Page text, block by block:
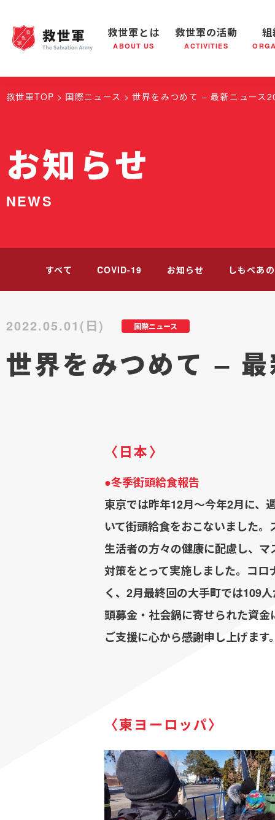
救世軍とは
ABOUT US
救世軍とは 世界が抱えている社会問題 救世軍
救世軍の活動
ACTIVITIES
救世軍の活動 社会鍋
組織概要
救世軍TOP 国際ニュース 世界をみつめて – 最新ニュース
お知らせ
NEWS
すべて COVID-19 お知らせ しもべあ
国際ニュース
2022.05.01(日)
世界をみつめて –
〈日本〉
●冬季街頭給食報告
東京では昨年12月～今年2月に、
いて街頭給食をおこないました
生活者の方々の健康に配慮し、
対策をとって実施しました。コ
く、2月最終回の大手町では109
頭募金・社会鍋に寄せられた資
ご支援に心から感謝申し上げます
〈東ヨーロッパ〉